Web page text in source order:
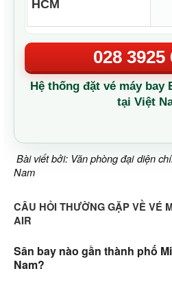
HCM
028 3925
Hệ thống đặt vé máy bay
tại Việt
Bài viết bởi: Văn phòng đại diện
Nam
CÂU HỎI THƯỜNG GẶP VỀ VÉ
AIR
Sân bay nào gần thành phố
Nam?